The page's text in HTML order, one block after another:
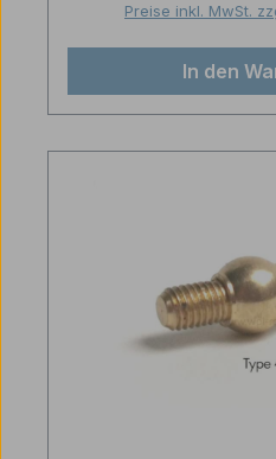
Preise inkl. MwSt.
In den